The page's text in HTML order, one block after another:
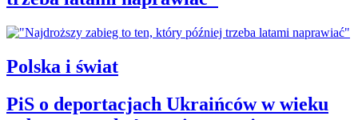
Polska i świat
PiS o deportacjach Ukraińców w wieku